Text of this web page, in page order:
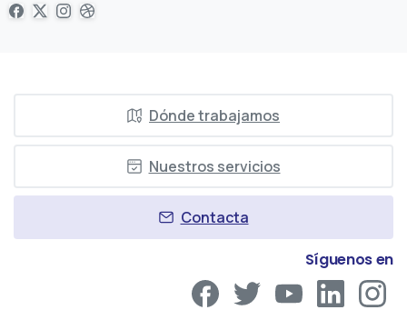
Dónde trabajamos
Nuestros servicios
Contacta
Síguenos en